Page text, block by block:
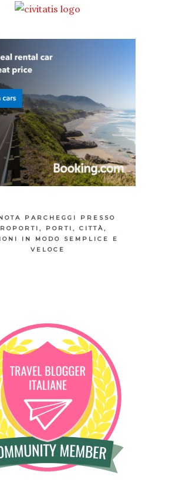
PARCHEGGI PRESSO
PORTI, CITTÀ,
IN MODO SEMPLICE E
VELOCE